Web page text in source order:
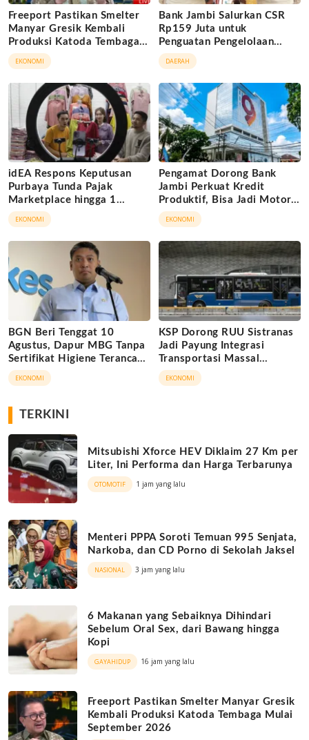
Freeport Pastikan Smelter
Manyar Gresik Kembali
Produksi Katoda Tembaga
Mulai September 2026
EKONOMI
Bank Jambi Salurkan CSR
Rp159 Juta untuk
Penguatan Pengelolaan
Sampah di Tanjung Jabung
Barat
DAERAH
idEA Respons Keputusan
Purbaya Tunda Pajak
Marketplace hingga 1
November 2026
EKONOMI
Pengamat Dorong Bank
Jambi Perkuat Kredit
Produktif, Bisa Jadi Motor
Ekonomi Daerah
EKONOMI
BGN Beri Tenggat 10
Agustus, Dapur MBG Tanpa
Sertifikat Higiene Terancam
Tutup Permanen
EKONOMI
KSP Dorong RUU Sistranas
Jadi Payung Integrasi
Transportasi Massal
Indonesia
EKONOMI
TERKINI
Mitsubishi Xforce HEV Diklaim 27 Km per
Liter, Ini Performa dan Harga Terbarunya
OTOMOTIF 1 jam yang lalu
Menteri PPPA Soroti Temuan 995 Senjata,
Narkoba, dan CD Porno di Sekolah Jaksel
NASIONAL 3 jam yang lalu
6 Makanan yang Sebaiknya Dihindari
Sebelum Oral Sex, dari Bawang hingga
Kopi
GAYAHIDUP 16 jam yang lalu
Freeport Pastikan Smelter Manyar Gresik
Kembali Produksi Katoda Tembaga Mulai
September 2026